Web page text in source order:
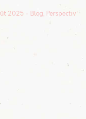
2025 Blog, Perspectiv'